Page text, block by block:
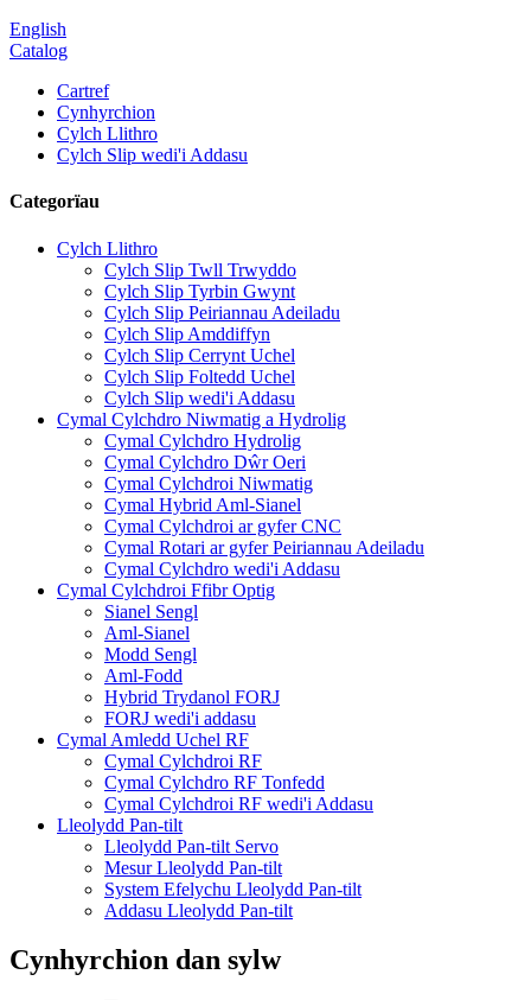
English
Catalog
Cartref
Cynhyrchion
Cylch Llithro
Cylch Slip wedi'i Addasu
Categorïau
Cylch Llithro
Cylch Slip Twll Trwyddo
Cylch Slip Tyrbin Gwynt
Cylch Slip Peiriannau Adeiladu
Cylch Slip Amddiffyn
Cylch Slip Cerrynt Uchel
Cylch Slip Foltedd Uchel
Cylch Slip wedi'i Addasu
Cymal Cylchdro Niwmatig a Hydrolig
Cymal Cylchdro Hydrolig
Cymal Cylchdro Dŵr Oeri
Cymal Cylchdroi Niwmatig
Cymal Hybrid Aml-Sianel
Cymal Cylchdroi ar gyfer CNC
Cymal Rotari ar gyfer Peiriannau Adeiladu
Cymal Cylchdro wedi'i Addasu
Cymal Cylchdroi Ffibr Optig
Sianel Sengl
Aml-Sianel
Modd Sengl
Aml-Fodd
Hybrid Trydanol FORJ
FORJ wedi'i addasu
Cymal Amledd Uchel RF
Cymal Cylchdroi RF
Cymal Cylchdro RF Tonfedd
Cymal Cylchdroi RF wedi'i Addasu
Lleolydd Pan-tilt
Lleolydd Pan-tilt Servo
Mesur Lleolydd Pan-tilt
System Efelychu Lleolydd Pan-tilt
Addasu Lleolydd Pan-tilt
Cynhyrchion dan sylw